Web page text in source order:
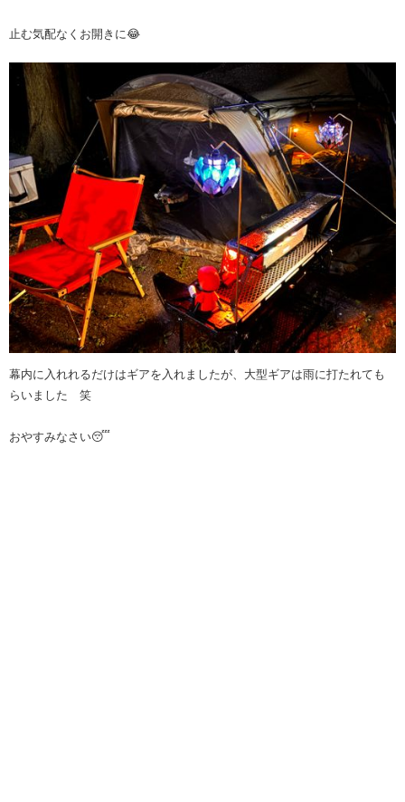
止む気配なくお開きに😂
幕内に入れれるだけはギアを入れましたが、大型ギアは雨に打たれても
らいました 笑
おやすみなさい😴